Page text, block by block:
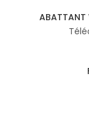
ABATTANT